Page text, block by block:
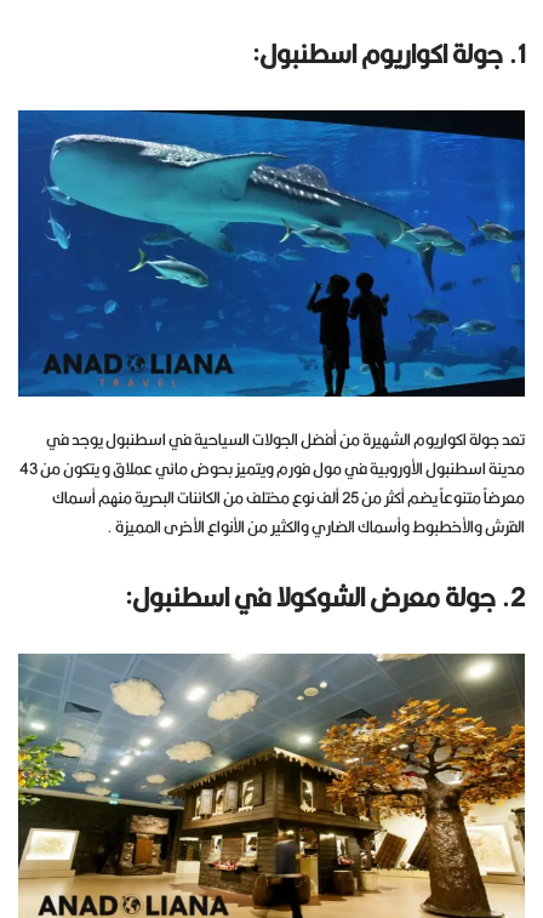
1. جولة اكواريوم اسطنبول:
تعد جولة اكواريوم الشهيرة من أفضل الجولات السياحية في اسطنبول يوجد في
مدينة اسطنبول الأوروبية في مول فورم ويتميز بحوض مائي عملاق و يتكون من 43
معرضاً متنوعاً يضم أكثر من 25 ألف نوع مختلف من الكائنات البحرية منهم أسماك
القرش والأخطبوط وأسماك الضاري والكثير من الأنواع الأخرى المميزة .
2. جولة معرض الشوكولا في اسطنبول: